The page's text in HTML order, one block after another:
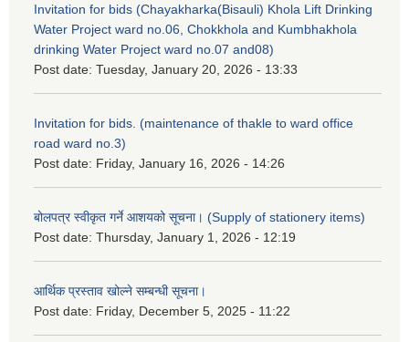
Invitation for bids (Chayakharka(Bisauli) Khola Lift Drinking
Water Project ward no.06, Chokkhola and Kumbhakhola
drinking Water Project ward no.07 and08)
Post date: Tuesday, January 20, 2026 - 13:33
Invitation for bids. (maintenance of thakle to ward office
road ward no.3)
Post date: Friday, January 16, 2026 - 14:26
बोलपत्र स्वीकृत गर्ने आशयको सूचना। (Supply of stationery items)
Post date: Thursday, January 1, 2026 - 12:19
आर्थिक प्रस्ताव खोल्ने सम्बन्धी सूचना।
Post date: Friday, December 5, 2025 - 11:22